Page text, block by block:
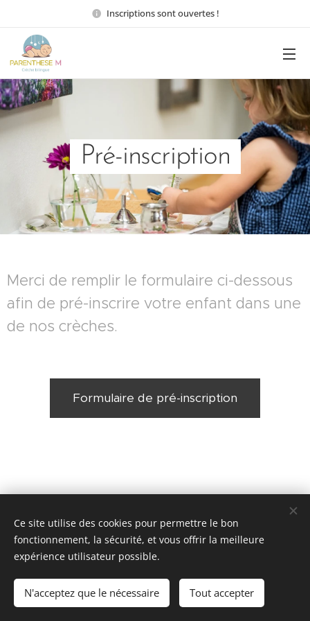
Inscriptions sont ouvertes !
Pré-inscription
Merci de remplir le formulaire ci-dessous
afin de pré-inscrire votre enfant dans une
de nos crèches.
Formulaire de pré-inscription
© 2023 PARENTHESE M AVENUE ROGER LALLEMAND 1, 1050
BRUXELLES
Cookies
Langues
Français
English Nederlands
Ce site utilise des cookies pour permettre le bon
fonctionnement, la sécurité, et vous offrir la meilleure
expérience utilisateur possible.
N'acceptez que le nécessaire Tout accepter